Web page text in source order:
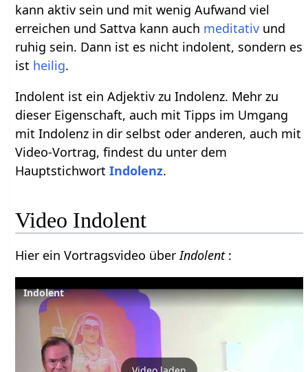
kann aktiv sein und mit wenig Aufwand viel
erreichen und Sattva kann auch meditativ und
ruhig sein. Dann ist es nicht indolent, sondern es
ist heilig.
Indolent ist ein Adjektiv zu Indolenz. Mehr zu
dieser Eigenschaft, auch mit Tipps im Umgang
mit Indolenz in dir selbst oder anderen, auch mit
Video-Vortrag, findest du unter dem
HauptstichwortIndolenz.
Video Indolent
Hier ein Vortragsvideo überIndolent :
Indolent